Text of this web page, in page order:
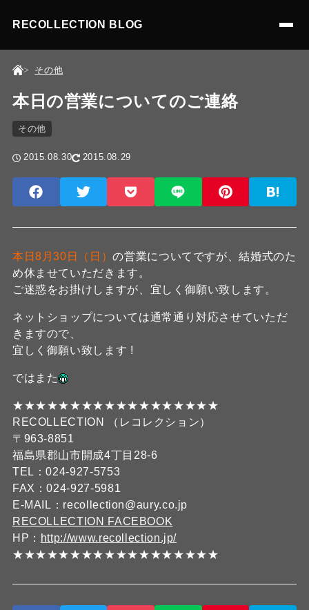
RECOLLECTION BLOG
その他
本日の営業についてのご連絡
その他
2015.08.30 2015.08.29
本日8月30日（日）の営業についてですが、結婚式のた
め休ませていただきます。
ご迷惑をお掛けしますが、宜しく御願い致します。
ネットショップについては通常通り対応させていただ
きますので、
宜しく御願い致します !
ではまた
★★★★★★★★★★★★★★★★★★
RECOLLECTION （レコレクション）
〒963-8851
福島県郡山市開成4丁目28-6
TEL：024-927-5753
FAX：024-927-5981
E-MAIL：recollection@aury.co.jp
RECOLLECTION FACEBOOK
HP： http://www.recollection.jp/
★★★★★★★★★★★★★★★★★★